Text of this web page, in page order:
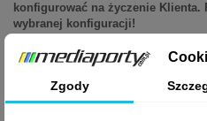
konfigurować na życzenie Klienta.
wybranej konfiguracji!
Kindermannto producent
do kompleksowego wyposażenia
Zgody